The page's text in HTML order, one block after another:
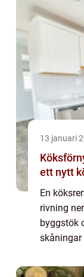
13 januari
ett nytt
En
rivning
byggstök
skåningar